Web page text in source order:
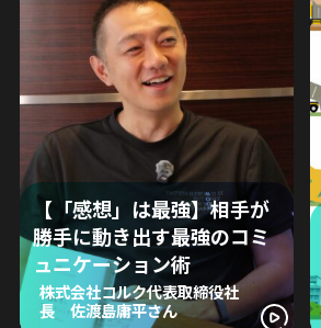
【「感想」は最強】相手が
勝手に動き出す最強のコミ
ュニケーション術
株式会社コルク代表取締役社
長 佐渡島庸平さん